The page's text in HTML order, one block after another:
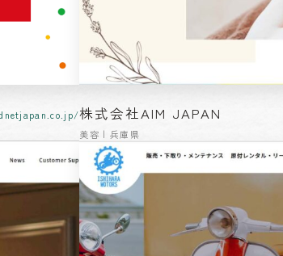
株式会社AIM JAPAN
美容 | 兵庫県